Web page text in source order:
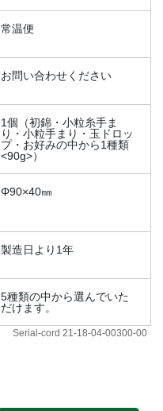
常温便
お問い合わせください
1個（初錦・小粒糸手ま
り・小粒手まり・玉ドロッ
プ・お好みの中から1種類
<90g>）
Φ90×40㎜
製造日より1年
5種類の中から選んでいた
だけます。
Serial-cord 21-18-04-00300-00